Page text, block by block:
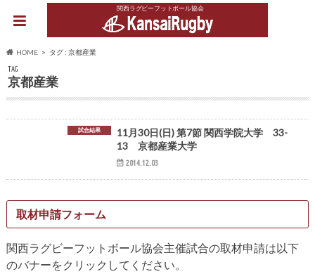
関西ラグビーフットボール協会
HOME タグ : 京都産業
TAG
京都産業
試合結果
11月30日(日) 第7節 関西学院大学 33-
13 京都産業大学
2014.12.03
取材申請フォーム
関西ラグビーフットボール協会主催試合の取材申請は以下
のバナーをクリックしてください。